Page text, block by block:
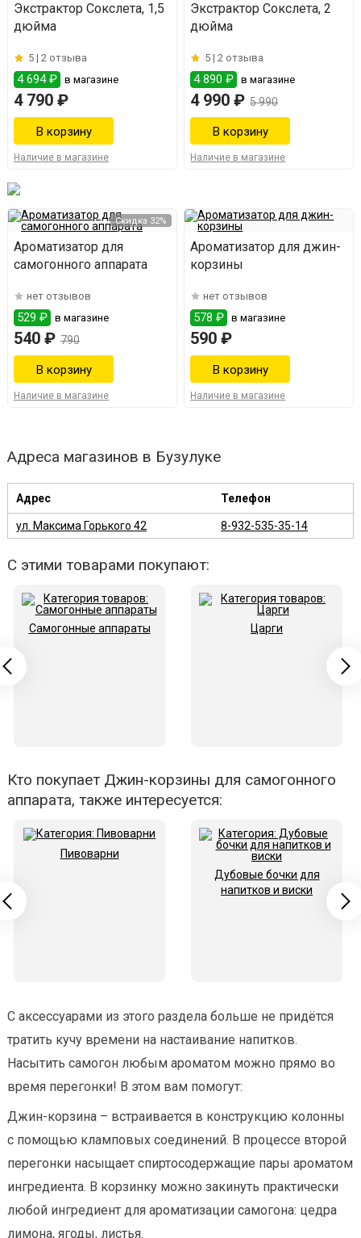
Экстрактор Сокслета, 1,5
дюйма
5 | 2 отзыва
4 694 ₽ в магазине
4 790 ₽
Наличие в магазине
Экстрактор Сокслета, 2
дюйма
5 |2 отзыва
4 890 ₽ в магазине
4 990 ₽ 5 990
Наличие в магазине
Скидка 32%
Ароматизатор для
самогонного аппарата
нет отзывов
529 ₽ в магазине
540 ₽ 790
Наличие в магазине
Ароматизатор для джин-
корзины
нет отзывов
578 ₽ в магазине
590 ₽
Наличие в магазине
Адреса магазинов в Бузулуке
Адрес Телефон
ул. Максима Горького 42 8-932-535-35-14
С этими товарами покупают:
Самогонные аппараты Царги
Кто покупает Джин-корзины для самогонного
аппарата, также интересуется:
Пивоварни
Дубовые бочки для
напитков и виски
С аксессуарами из этого раздела больше не придётся
тратить кучу времени на настаивание напитков.
Насытить самогон любым ароматом можно прямо во
время перегонки! В этом вам помогут:
Джин-корзина – встраивается в конструкцию колонны
с помощью кламповых соединений. В процессе второй
перегонки насыщает спиртосодержащие пары ароматом
ингредиента. В корзинку можно закинуть практически
любой ингредиент для ароматизации самогона: цедра
лимона, ягоды, листья.